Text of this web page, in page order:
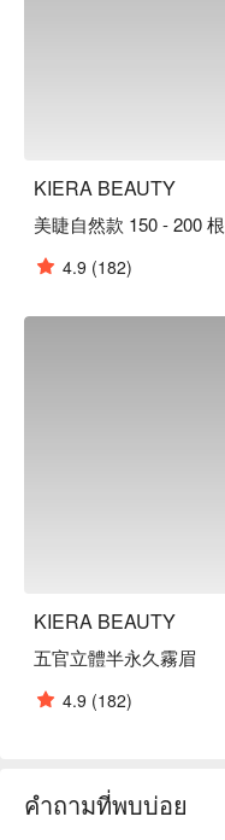
KIERA BEAUTY
美睫自然款 150 - 200 根
4.9 (182)
KIERA BEAUTY
五官立體半永久霧眉
4.9 (182)
คำถามที่พบบ่อย